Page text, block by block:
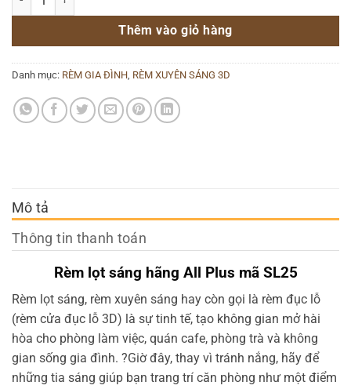
Thêm vào giỏ hàng
Danh mục: RÈM GIA ĐÌNH RÈM XUYÊN SÁNG 3D
Mô tả
Thông tin thanh toán
Rèm lọt sáng hãng All Plus mã SL25
Rèm lọt sáng, rèm xuyên sáng hay còn gọi là rèm đục lỗ
(rèm cửa đục lỗ 3D) là sự tinh tế, tạo không gian mở hài
hòa cho phòng làm việc, quán cafe, phòng trà và không
gian sống gia đình. ?Giờ đây, thay vì tránh nắng, hãy để
những tia sáng giúp bạn trang trí căn phòng như một điểm